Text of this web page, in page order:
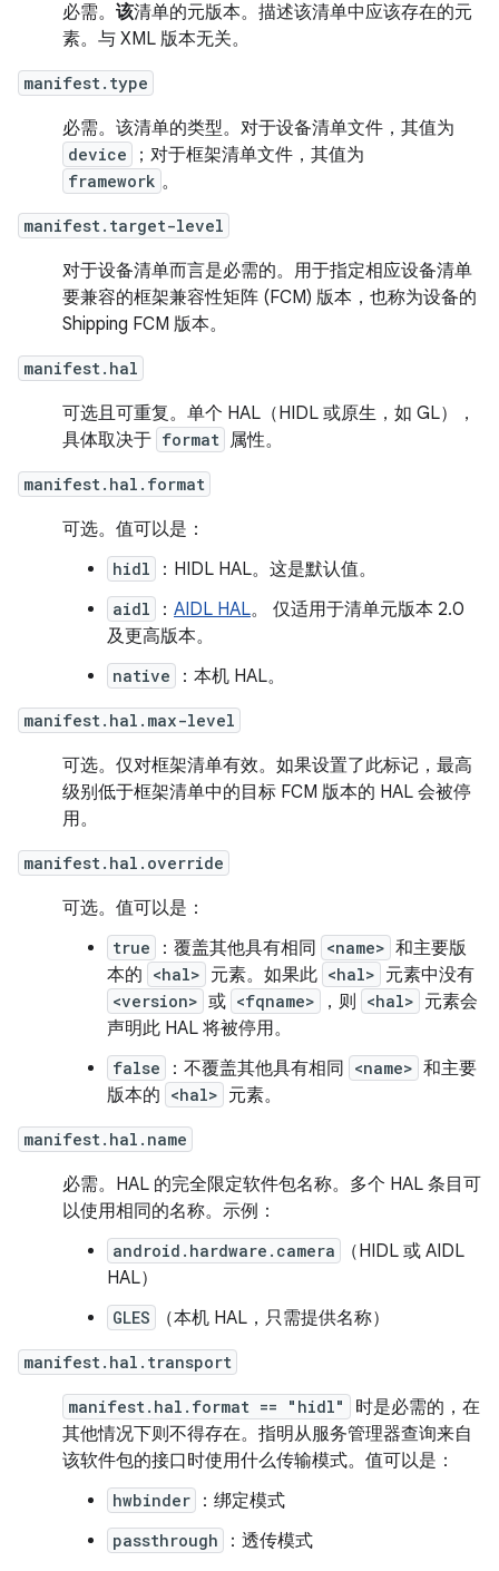
必需。 该清单的元版本。描述该清单中应该存在的元
素。与 XML 版本无关。
manifest.type
必需。该清单的类型。对于设备清单文件，其值为
device ；对于框架清单文件，其值为
framework 。
manifest.target-level
对于设备清单而言是必需的。用于指定相应设备清单
要兼容的框架兼容性矩阵 (FCM) 版本，也称为设备的
Shipping FCM 版本。
manifest.hal
可选且可重复。单个 HAL（HIDL 或原生，如 GL），
具体取决于 format 属性。
manifest.hal.format
可选。值可以是：
hidl ：HIDL HAL。这是默认值。
aidl ： AIDL HAL。 仅适用于清单元版本 2.0
及更高版本。
native ：本机 HAL。
manifest.hal.max-level
可选。仅对框架清单有效。如果设置了此标记，最高
级别低于框架清单中的目标 FCM 版本的 HAL 会被停
用。
manifest.hal.override
可选。值可以是：
true ：覆盖其他具有相同 <name> 和主要版
本的 <hal> 元素。如果此 <hal> 元素中没有
<version> 或 <fqname> ，则 <hal> 元素会
声明此 HAL 将被停用。
false ：不覆盖其他具有相同 <name> 和主要
版本的 <hal> 元素。
manifest.hal.name
必需。HAL 的完全限定软件包名称。多个 HAL 条目可
以使用相同的名称。示例：
android.hardware.camera
（HIDL 或 AIDL
HAL）
GLES （本机 HAL，只需提供名称）
manifest.hal.transport
manifest.hal.format == "hidl"
时是必需的，在
其他情况下则不得存在。指明从服务管理器查询来自
该软件包的接口时使用什么传输模式。值可以是：
hwbinder ：绑定模式
passthrough ：透传模式